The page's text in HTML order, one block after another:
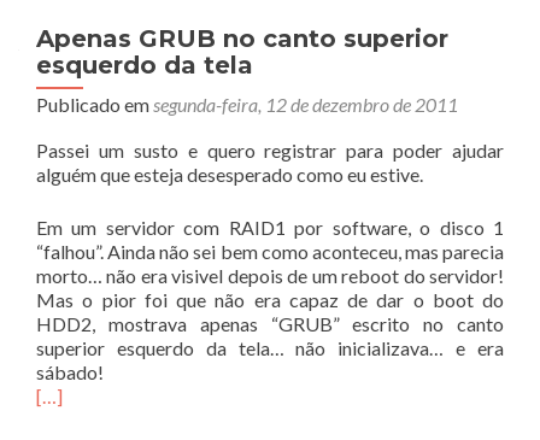
Apenas GRUB no canto superior
esquerdo da tela
Publicado emsegunda-feira, 12 de dezembro de 2011
Passei um susto e quero registrar para poder ajudar
alguém que esteja desesperado como eu estive.
Em um servidor com RAID1 por software, o disco 1
“falhou”. Ainda não sei bem como aconteceu, mas parecia
morto… não era visivel depois de um reboot do servidor!
Mas o pior foi que não era capaz de dar o boot do
HDD2, mostrava apenas “GRUB” escrito no canto
superior esquerdo da tela… não inicializava… e era
sábado!
[…]